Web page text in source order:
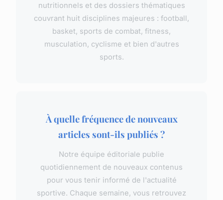
nutritionnels et des dossiers thématiques
couvrant huit disciplines majeures : football,
basket, sports de combat, fitness,
musculation, cyclisme et bien d'autres
sports.
À quelle fréquence de nouveaux
articles sont-ils publiés ?
Notre équipe éditoriale publie
quotidiennement de nouveaux contenus
pour vous tenir informé de l'actualité
sportive. Chaque semaine, vous retrouvez